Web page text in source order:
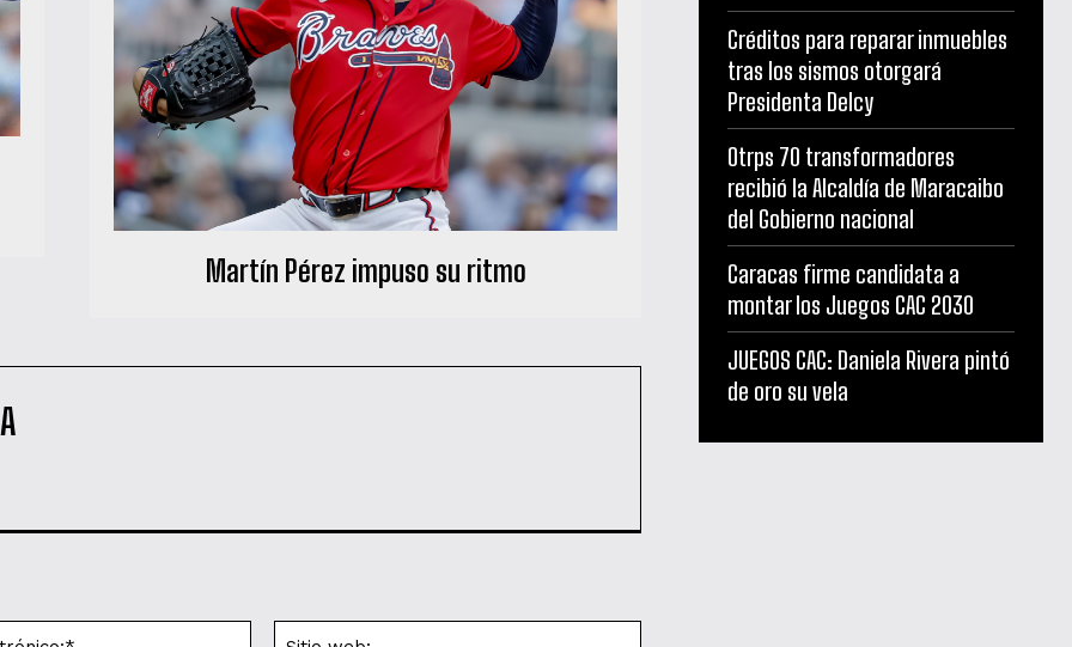
Martín Pérez impuso su ritmo
Créditos para reparar inmuebles
tras los sismos otorgará
Presidenta Delcy
Otrps 70 transformadores
recibió la Alcaldía de Maracaibo
del Gobierno nacional
Caracas firme candidata a
montar los Juegos CAC 2030
JUEGOS CAC: Daniela Rivera pintó
de oro su vela